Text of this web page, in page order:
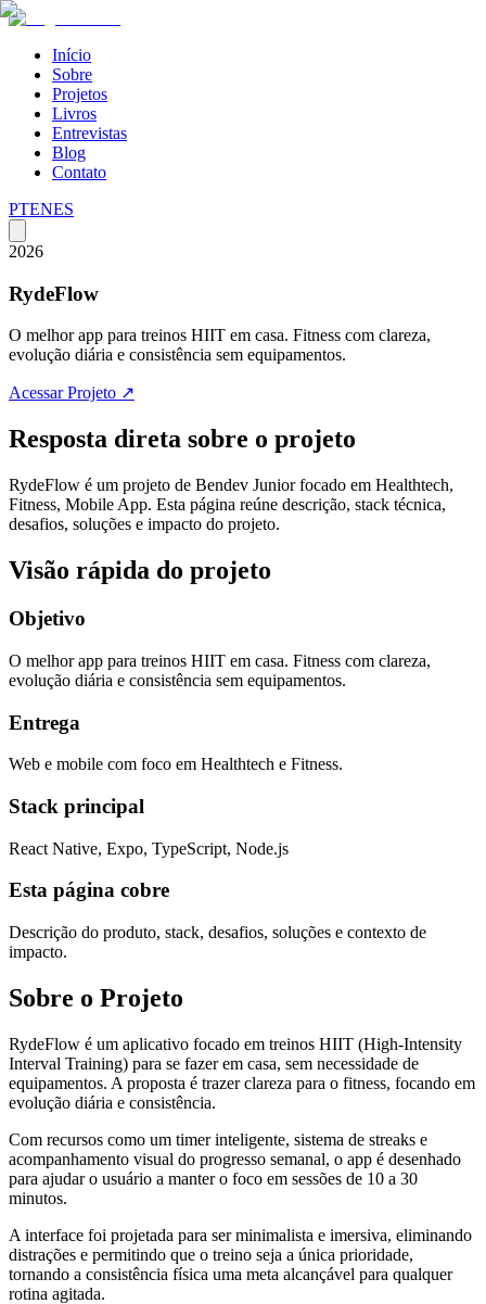
Início
Sobre
Projetos
Livros
Entrevistas
Blog
Contato
PTENES
2026
RydeFlow
O melhor app para treinos HIIT em casa. Fitness com clareza,
evolução diária e consistência sem equipamentos.
Acessar Projeto ↗
Resposta direta sobre o projeto
RydeFlow é um projeto de Bendev Junior focado em Healthtech,
Fitness, Mobile App. Esta página reúne descrição, stack técnica,
desafios, soluções e impacto do projeto.
Visão rápida do projeto
Objetivo
O melhor app para treinos HIIT em casa. Fitness com clareza,
evolução diária e consistência sem equipamentos.
Entrega
Web e mobile com foco em Healthtech e Fitness.
Stack principal
React Native, Expo, TypeScript, Node.js
Esta página cobre
Descrição do produto, stack, desafios, soluções e contexto de
impacto.
Sobre o Projeto
RydeFlow é um aplicativo focado em treinos HIIT (High-Intensity
Interval Training) para se fazer em casa, sem necessidade de
equipamentos. A proposta é trazer clareza para o fitness, focando em
evolução diária e consistência.
Com recursos como um timer inteligente, sistema de streaks e
acompanhamento visual do progresso semanal, o app é desenhado
para ajudar o usuário a manter o foco em sessões de 10 a 30
minutos.
A interface foi projetada para ser minimalista e imersiva, eliminando
distrações e permitindo que o treino seja a única prioridade,
tornando a consistência física uma meta alcançável para qualquer
rotina agitada.